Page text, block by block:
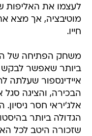
לעצמו את האליפות
מוטיבציה, אך מצא
חייו.
משחק הפתיחה של
ביותר שאפשר לבקש
איידינספור שעלתה
הבכירה, והציגה סגל
אלג'יראי חסר
הגדולה ביותר
שזכורה היטב לכל